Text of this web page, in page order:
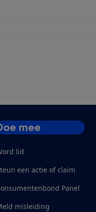
mee
lid
een actie of claim
Panel
misleiding